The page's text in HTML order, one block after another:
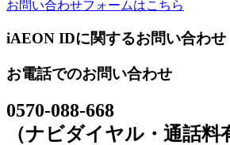
お問い合わせフォームはこちら
iAEON IDに関するお問い合わせ
お電話でのお問い合わせ
0570-088-668
（ナビダイヤル・通話料